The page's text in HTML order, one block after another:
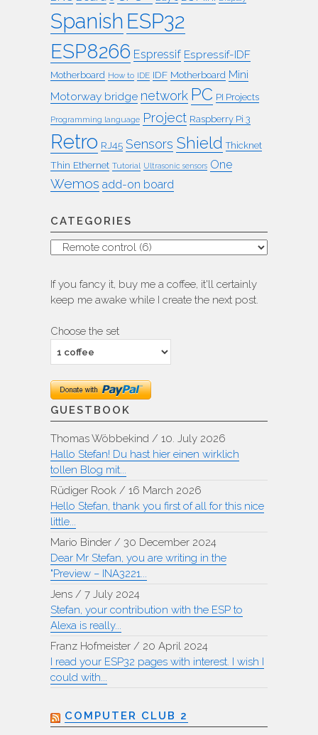
Spanish ESP32
ESP8266 Espressif Espressif-IDF
Motherboard How to IDE IDF Motherboard Mini
Motorway bridge network PC PI Projects
Programming language Project Raspberry Pi 3
Retro RJ45 Sensors Shield Thicknet
Thin Ethernet Tutorial Ultrasonic sensors One
Wemos add-on board
CATEGORIES
Categories
If you fancy it, buy me a coffee, it'll certainly
keep me awake while I create the next post.
Choose the set
GUESTBOOK
Thomas Wöbbekind / 10. July 2026
Hallo Stefan! Du hast hier einen wirklich
tollen Blog mit...
Rüdiger Rook / 16 March 2026
Hello Stefan, thank you first of all for this nice
little...
Mario Binder / 30 December 2024
Dear Mr Stefan, you are writing in the
"Preview – INA3221...
Jens / 7 July 2024
Stefan, your contribution with the ESP to
Alexa is really...
Franz Hofmeister / 20 April 2024
I read your ESP32 pages with interest. I wish I
could with...
COMPUTER CLUB 2